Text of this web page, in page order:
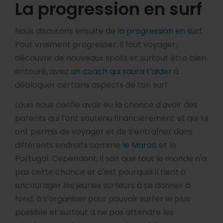
La progression en surf
Nous discutons ensuite de la progression en surf.
Pour vraiment progresser, il faut voyager,
découvrir de nouveaux spots et surtout être bien
entouré, avec un coach qui saura t’aider à
débloquer certains aspects de ton surf.
Louis nous confie avoir eu la chance d'avoir des
parents qui l’ont soutenu financièrement et qui lui
ont permis de voyager et de s’entraîner dans
différents endroits comme le Maroc et le
Portugal. Cependant, il sait que tout le monde n'a
pas cette chance et c'est pourquoi il tient à
encourager les jeunes surfeurs à se donner à
fond, à s'organiser pour pouvoir surfer le plus
possible et surtout à ne pas attendre les